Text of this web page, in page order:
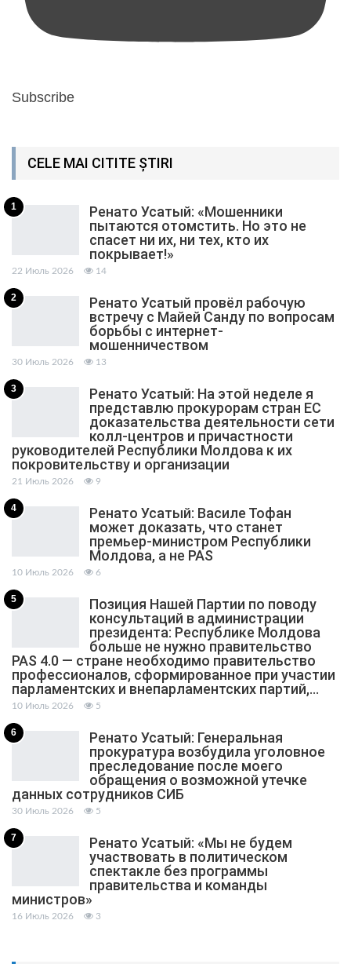
Subscribe
CELE MAI CITITE ȘTIRI
1
Ренато Усатый: «Мошенники
пытаются отомстить. Но это не
спасет ни их, ни тех, кто их
покрывает!»
22 Июль 2026 14
2
Ренато Усатый провёл рабочую
встречу с Майей Санду по вопросам
борьбы с интернет-
мошенничеством
30 Июль 2026 13
3
Ренато Усатый: На этой неделе я
представлю прокурорам стран ЕС
доказательства деятельности сети
колл-центров и причастности
руководителей Республики Молдова к их
покровительству и организации
21 Июль 2026 9
4
Ренато Усатый: Василе Тофан
может доказать, что станет
премьер-министром Республики
Молдова, а не PAS
10 Июль 2026 6
5
Позиция Нашей Партии по поводу
консультаций в администрации
президента: Республике Молдова
больше не нужно правительство
PAS 4.0 — стране необходимо правительство
профессионалов, сформированное при участии
парламентских и внепарламентских партий,…
10 Июль 2026 5
6
Ренато Усатый: Генеральная
прокуратура возбудила уголовное
преследование после моего
обращения о возможной утечке
данных сотрудников СИБ
30 Июль 2026 5
7
Ренато Усатый: «Мы не будем
участвовать в политическом
спектакле без программы
правительства и команды
министров»
16 Июль 2026 3